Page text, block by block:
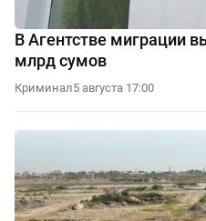
В Агентстве миграции
млрд сумов
Криминал5 августа 17:00